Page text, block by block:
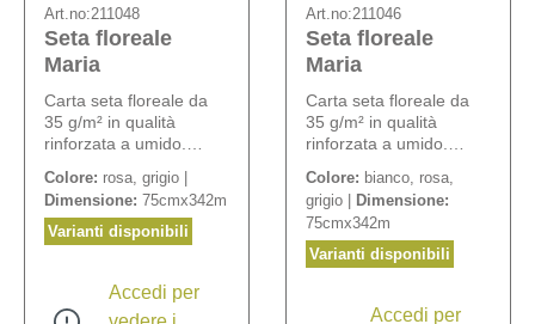
Art.no:211048
Seta floreale
Maria
Carta seta floreale da
35 g/m² in qualità
rinforzata a umido.
Colore: rosa, grigio |
Dimensione: 75cmx342m
Varianti disponibili
Accedi per
Art.no:211046
Seta floreale
Maria
Carta seta floreale da
35 g/m² in qualità
rinforzata a umido.
Colore: bianco, rosa,
grigio | Dimensione:
75cmx342m
Varianti disponibili
Accedi per